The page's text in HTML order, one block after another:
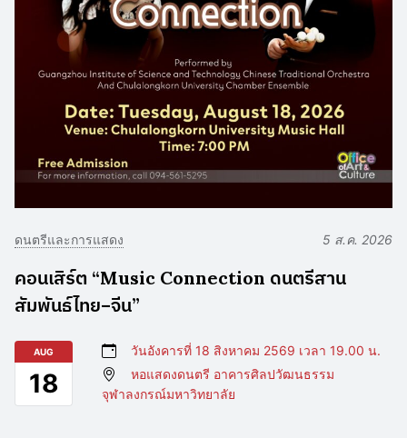
ดนตรีและการแสดง 5 ส.ค. 2026
คอนเสิร์ต “Music Connection ดนตรีสาน
สัมพันธ์ไทย–จีน”
AUG
18
วันอังคารที่ 18 สิงหาคม 2569 เวลา 19.00 น.
หอแสดงดนตรี อาคารศิลปวัฒนธรรม
จุฬาลงกรณ์มหาวิทยาลัย